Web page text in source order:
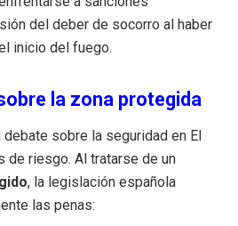
del deber de socorro al haber
inicio del fuego.
la zona protegida
sobre la seguridad en El
de riesgo. Al tratarse de un
, la legislación española
las penas: